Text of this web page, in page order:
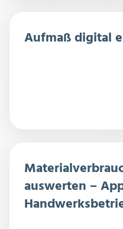
Aufmaß digital
auswerten –